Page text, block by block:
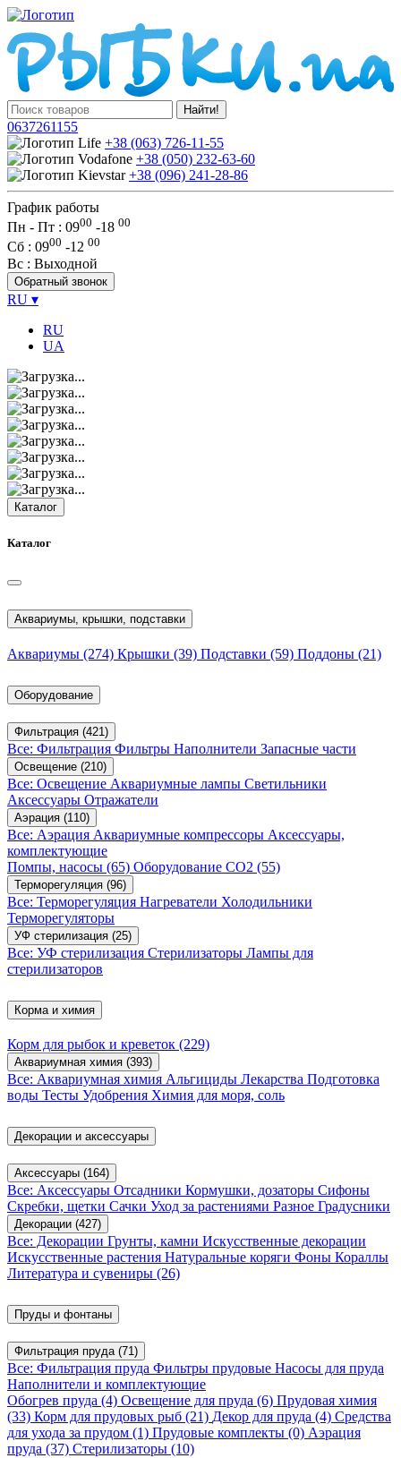
Найти!
0637261155
+38 (063) 726-11-55
+38 (050) 232-63-60
+38 (096) 241-28-86
График работы
Пн - Пт : 0900 -18 00
Сб : 0900 -12 00
Вс : Выходной
Обратный звонок
RU ▾
RU
UA
Каталог
Каталог
Аквариумы, крышки, подставки
Аквариумы (274) Крышки (39) Подставки (59) Поддоны (21)
Оборудование
Фильтрация (421)
Все: Фильтрация Фильтры Наполнители Запасные части
Освещение (210)
Все: Освещение Аквариумные лампы Светильники
Аксессуары Отражатели
Аэрация (110)
Все: Аэрация Аквариумные компрессоры Аксессуары,
комплектующие
Помпы, насосы (65) Оборудование CO2 (55)
Терморегуляция (96)
Все: Терморегуляция Нагреватели Холодильники
Терморегуляторы
УФ стерилизация (25)
Все: УФ стерилизация Стерилизаторы Лампы для
стерилизаторов
Корма и химия
Корм для рыбок и креветок (229)
Аквариумная химия (393)
Все: Аквариумная химия Альгициды Лекарства Подготовка
воды Тесты Удобрения Химия для моря, соль
Декорации и аксессуары
Аксессуары (164)
Все: Аксессуары Отсадники Кормушки, дозаторы Сифоны
Скребки, щетки Сачки Уход за растениями Разное Градусники
Декорации (427)
Все: Декорации Грунты, камни Искусственные декорации
Искусственные растения Натуральные коряги Фоны Кораллы
Литература и сувениры (26)
Пруды и фонтаны
Фильтрация пруда (71)
Все: Фильтрация пруда Фильтры прудовые Насосы для пруда
Наполнители и комплектующие
Обогрев пруда (4) Освещение для пруда (6) Прудовая химия
(33) Корм для прудовых рыб (21) Декор для пруда (4) Средства
для ухода за прудом (1) Прудовые комплекты (0) Аэрация
пруда (37) Стерилизаторы (10)